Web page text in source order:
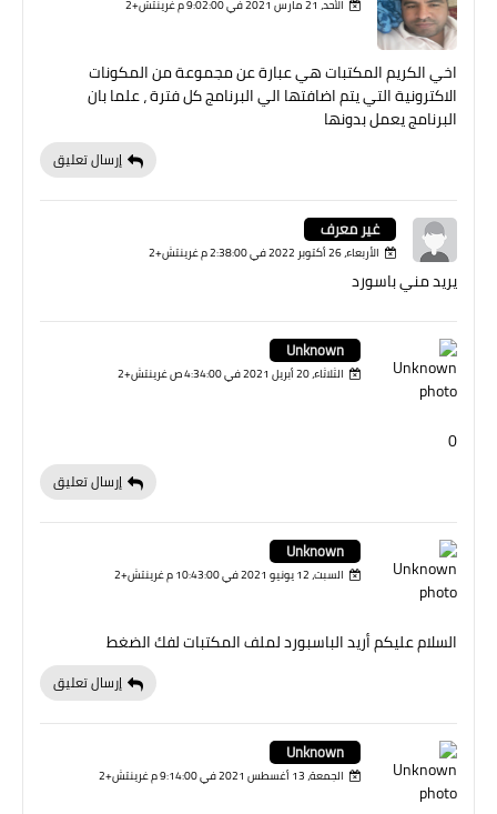
الأحد، 21 مارس 2021 في 9:02:00 م غرينتش+2
اخي الكريم المكتبات هي عبارة عن مجموعة من المكونات
الاكترونية التي يتم اضافتها الي البرنامج كل فترة ، علما بان
البرنامج يعمل بدونها
إرسال تعليق
غير معرف
الأربعاء، 26 أكتوبر 2022 في 2:38:00 م غرينتش+2
يريد مني باسورد
Unknown
الثلاثاء، 20 أبريل 2021 في 4:34:00 ص غرينتش+2
0
إرسال تعليق
Unknown
السبت، 12 يونيو 2021 في 10:43:00 م غرينتش+2
السلام عليكم أريد الباسبورد لملف المكتبات لفك الضغط
إرسال تعليق
Unknown
الجمعة، 13 أغسطس 2021 في 9:14:00 م غرينتش+2